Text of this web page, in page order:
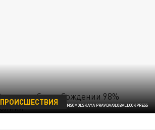
KOMSOMOLSKAYA PRAVDA/GLOBALLOOKPRESS
ПРОИСШЕСТВИЯ